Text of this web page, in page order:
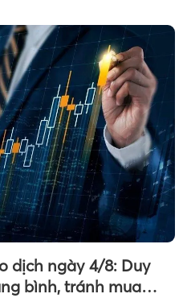
dịch ngày 4/8: Duy
bình, tránh mua